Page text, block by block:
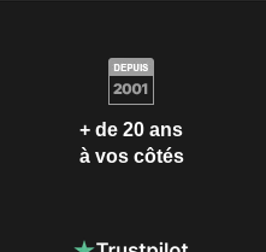
+ de 20 ans
à vos côtés